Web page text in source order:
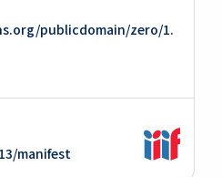
publicdomain/zero/1.
manifest